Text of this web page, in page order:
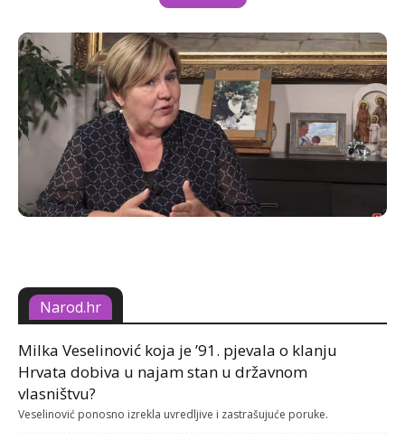
Narod.hr
Milka Veselinović koja je ’91. pjevala o klanju
Hrvata dobiva u najam stan u državnom
vlasništvu?
Veselinović ponosno izrekla uvredljive i zastrašujuće poruke.